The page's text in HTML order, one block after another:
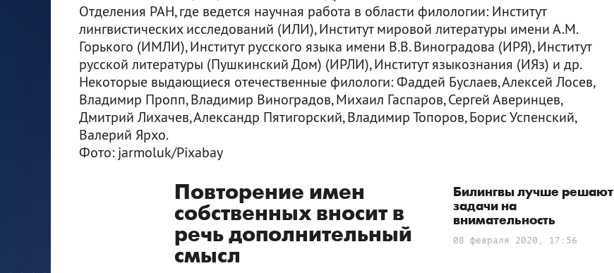
Отделения РАН, где ведется научная работа в области филологии: Институт
лингвистических исследований (ИЛИ), Институт мировой литературы имени А.М.
Горького (ИМЛИ), Институт русского языка имени В.В. Виноградова (ИРЯ), Институт
русской литературы (Пушкинский Дом) (ИРЛИ), Институт языкознания (ИЯз) и др.
Некоторые выдающиеся отечественные филологи: Фаддей Буслаев, Алексей Лосев,
Владимир Пропп, Владимир Виноградов, Михаил Гаспаров, Сергей Аверинцев,
Дмитрий Лихачев, Александр Пятигорский, Владимир Топоров, Борис Успенский,
Валерий Ярхо.
Фото: jarmoluk/Pixabay
Повторение имен
собственных вносит в
речь дополнительный
смысл
Билингвы лучше решают
задачи на
внимательность
08 февраля 2020, 17:56